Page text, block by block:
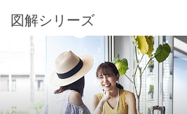
図解シリーズ